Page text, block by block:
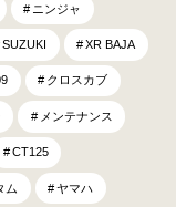
ニンジャ
SUZUKI XR BAJA
クロスカブ
メンテナンス
CT125
ム ヤマハ